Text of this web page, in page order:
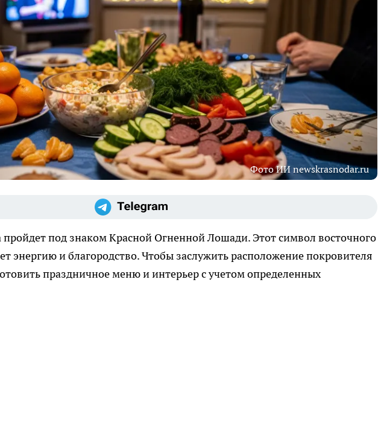
Фото ИИ newskrasnodar.ru
пройдет под знаком Красной Огненной Лошади. Этот символ восточного
энергию и благородство. Чтобы заслужить расположение покровителя
праздничное меню и интерьер с учетом определенных